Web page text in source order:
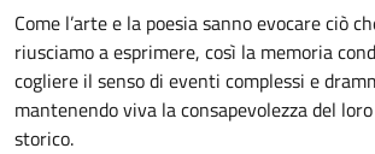
Come l’arte e la poesia sanno evocare ciò
riusciamo a esprimere, così la memoria
cogliere il senso di eventi complessi e
mantenendo viva la consapevolezza del
storico.